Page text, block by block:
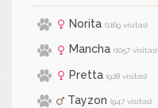
Norita (1169 visitas)
Mancha (1057 visitas)
Pretta (928 visitas)
Tayzon (947 visitas)